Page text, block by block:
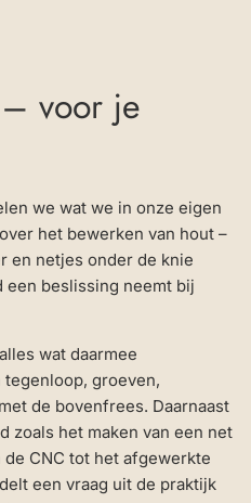
– voor je
we wat we in onze eigen
het bewerken van hout –
en netjes onder de knie
beslissing neemt bij
wat daarmee
groeven,
de bovenfrees. Daarnaast
zoals het maken van een net
CNC tot het afgewerkte
een vraag uit de praktijk